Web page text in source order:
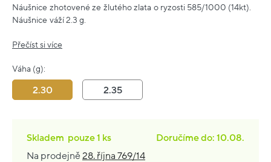
Náušnice zhotovené ze žlutého zlata o ryzosti 585/1000 (14kt).
Náušnice váží 2.3 g.
Přečíst si více
Váha (g):
2.30 2.35
Skladem pouze1 ks
Doručíme do: 10.08.
Na prodejně28. října 769/14